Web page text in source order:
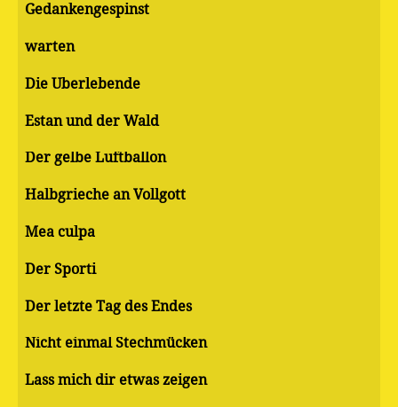
Gedankengespinst
warten
Die Überlebende
Estan und der Wald
Der gelbe Luftballon
Halbgrieche an Vollgott
Mea culpa
Der Sporti
Der letzte Tag des Endes
Nicht einmal Stechmücken
Lass mich dir etwas zeigen